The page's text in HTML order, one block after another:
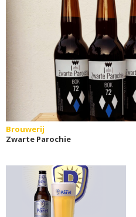
Brouwerij
Zwarte Parochie